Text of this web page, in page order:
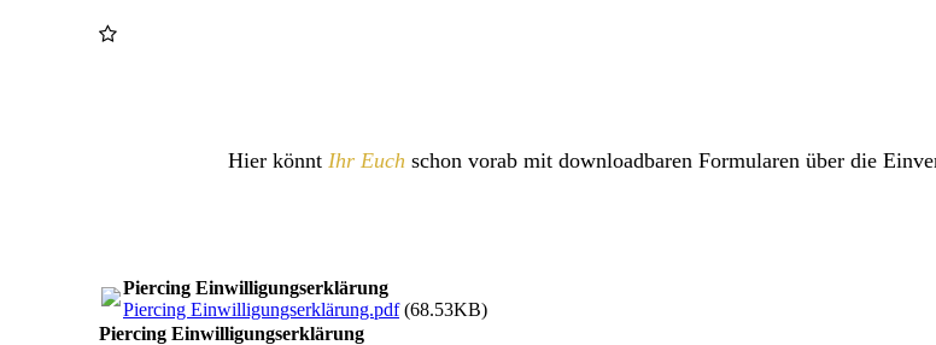
Hier könnt Ihr Euch schon vorab mit downloadbaren Formularen über die
Piercing Einwilligungserklärung
Piercing Einwilligungserklärung.pdf(68.53KB)
Piercing Einwilligungserklärung